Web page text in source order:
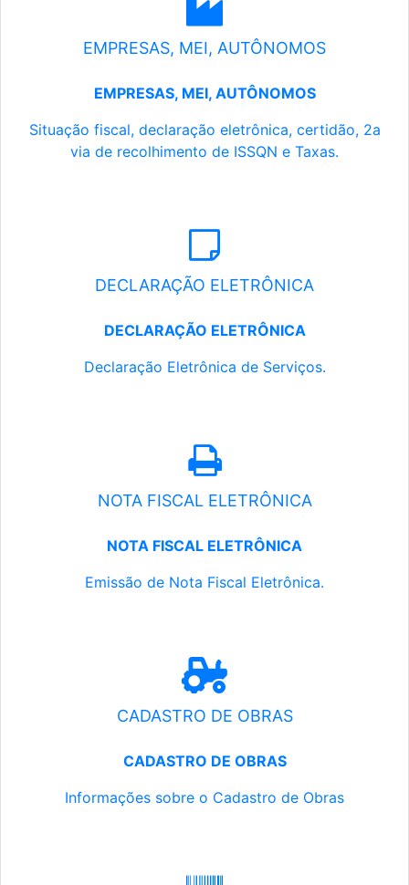
EMPRESAS, MEI, AUTÔNOMOS
EMPRESAS, MEI, AUTÔNOMOS
Situação fiscal, declaração eletrônica, certidão, 2a
via de recolhimento de ISSQN e Taxas.
DECLARAÇÃO ELETRÔNICA
DECLARAÇÃO ELETRÔNICA
Declaração Eletrônica de Serviços.
NOTA FISCAL ELETRÔNICA
NOTA FISCAL ELETRÔNICA
Emissão de Nota Fiscal Eletrônica.
CADASTRO DE OBRAS
CADASTRO DE OBRAS
Informações sobre o Cadastro de Obras